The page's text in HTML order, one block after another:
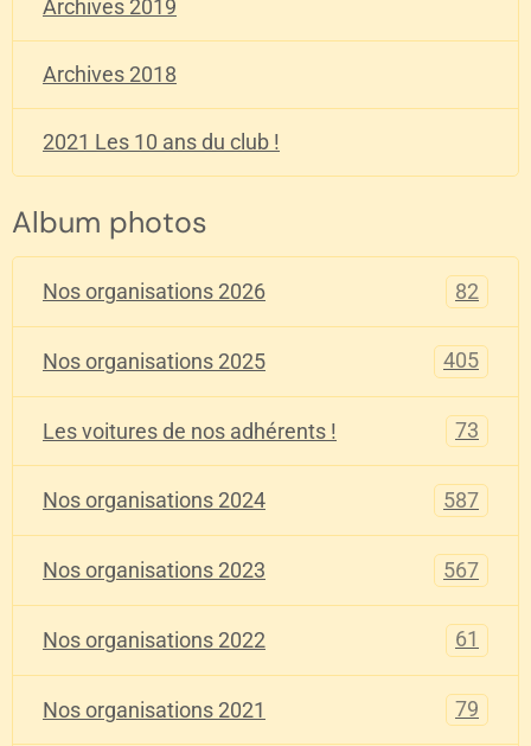
Archives 2019
Archives 2018
2021 Les 10 ans du club !
Album photos
Nos organisations 2026 82
Nos organisations 2025 405
Les voitures de nos adhérents ! 73
Nos organisations 2024 587
Nos organisations 2023 567
Nos organisations 2022 61
Nos organisations 2021 79